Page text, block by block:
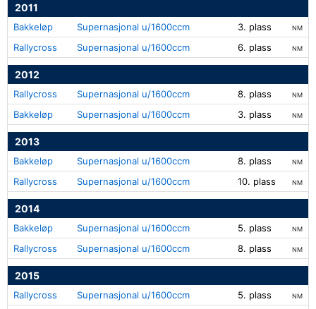
2011
Bakkeløp Supernasjonal u/1600ccm 3. plass NM
Rallycross Supernasjonal u/1600ccm 6. plass NM
2012
Rallycross Supernasjonal u/1600ccm 8. plass NM
Bakkeløp Supernasjonal u/1600ccm 3. plass NM
2013
Bakkeløp Supernasjonal u/1600ccm 8. plass NM
Rallycross Supernasjonal u/1600ccm 10. plass NM
2014
Bakkeløp Supernasjonal u/1600ccm 5. plass NM
Rallycross Supernasjonal u/1600ccm 8. plass NM
2015
Rallycross Supernasjonal u/1600ccm 5. plass NM